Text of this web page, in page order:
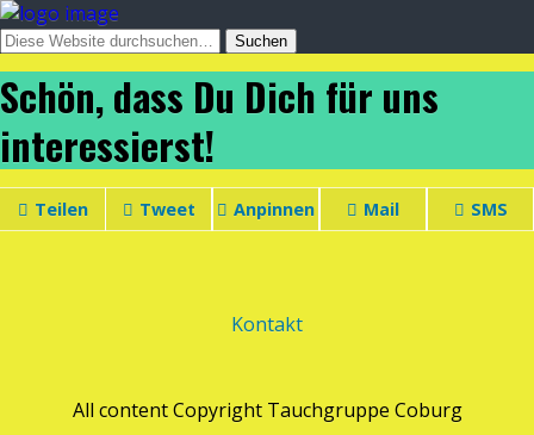
Schön, dass Du Dich für uns
interessierst!
Teilen Tweet Anpinnen Mail SMS
Kontakt
All content Copyright Tauchgruppe Coburg